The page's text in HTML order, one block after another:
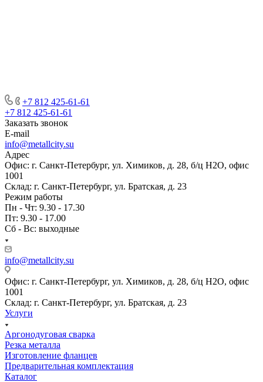
+7 812 425-61-61
+7 812 425-61-61
Заказать звонок
E-mail
info@metallcity.su
Адрес
Офис: г. Санкт-Петербург, ул. Химиков, д. 28, б/ц Н2О, офис
1001
Склад: г. Санкт-Петербург, ул. Братская, д. 23
Режим работы
Пн - Чт: 9.30 - 17.30
Пт: 9.30 - 17.00
Сб - Вс: выходные
info@metallcity.su
Офис: г. Санкт-Петербург, ул. Химиков, д. 28, б/ц Н2О, офис
1001
Склад: г. Санкт-Петербург, ул. Братская, д. 23
Услуги
Аргонодуговая сварка
Резка металла
Изготовление фланцев
Предварительная комплектация
Каталог